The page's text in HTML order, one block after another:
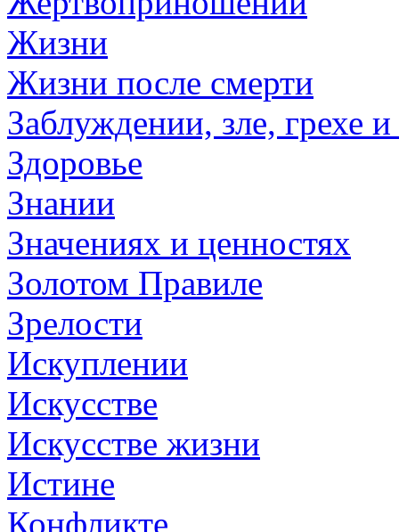
Жизни
Жизни после смерти
Заблуждении, зле, грехе
Здоровье
Знании
Значениях и ценностях
Золотом Правиле
Зрелости
Искуплении
Искусстве
Искусстве жизни
Истине
Конфликте